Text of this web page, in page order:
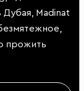
Madinat
прожить